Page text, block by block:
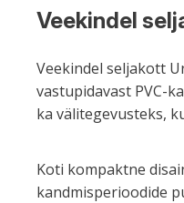
Veekindel
Veekindel seljakott
vastupidavast PVC-
ka välitegevusteks,
Koti kompaktne
kandmisperioodide